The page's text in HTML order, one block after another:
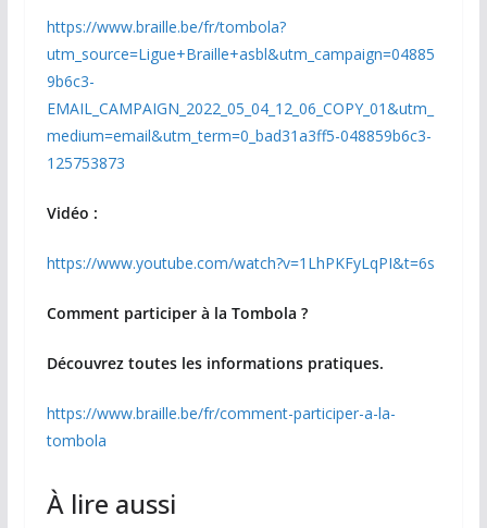
https://www.braille.be/fr/tombola?
utm_source=Ligue+Braille+asbl&utm_campaign=04885
9b6c3-
EMAIL_CAMPAIGN_2022_05_04_12_06_COPY_01&utm_
medium=email&utm_term=0_bad31a3ff5-048859b6c3-
125753873
Vidéo :
https://www.youtube.com/watch?v=1LhPKFyLqPI&t=6s
Comment participer à la Tombola ?
Découvrez toutes les informations pratiques.
https://www.braille.be/fr/comment-participer-a-la-
tombola
À lire aussi